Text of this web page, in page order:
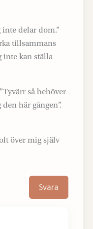
inte delar dom.”
tillsammans
inte kan ställa
så behöver
här gången”.
över mig själv
Svara